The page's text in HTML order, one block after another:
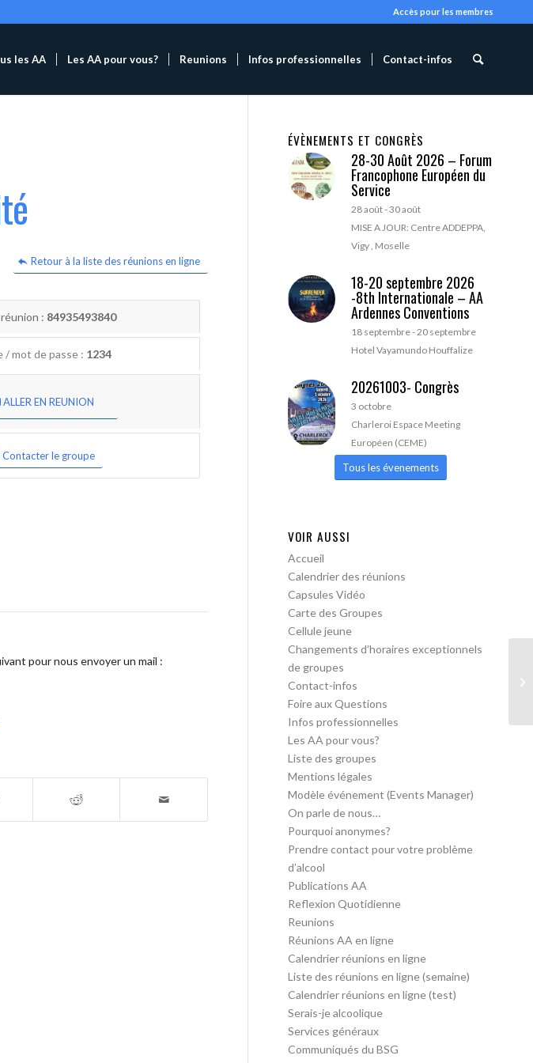
Accès pour les membres
les AA Les AA pour vous? Reunions Infos professionnelles Contact-infos
Retour à la liste des réunions en ligne
: 84935493840
/ mot de passe : 1234
ALLER EN REUNION
Contacter le groupe
pour nous envoyer un mail :
ÉVÈNEMENTS ET CONGRÈS
28-30 Août 2026 – Forum
Francophone Européen du
Service
28 août-30 août
MISE A JOUR: Centre ADDEPPA,
Vigy , Moselle
18-20 septembre 2026
-8th Internationale – AA
Ardennes Conventions
18 septembre-20 septembre
Hotel Vayamundo Houffalize
20261003- Congrès
3 octobre
Charleroi Espace Meeting
Européen (CEME)
Tous les évenements
VOIR AUSSI
Accueil
Calendrier des réunions
Capsules Vidéo
Carte des Groupes
Cellule jeune
Changements d’horaires exceptionnels
de groupes
Contact-infos
Foire aux Questions
Infos professionnelles
Les AA pour vous?
Liste des groupes
Mentions légales
Modèle événement (Events Manager)
On parle de nous…
Pourquoi anonymes?
Prendre contact pour votre problème
d’alcool
Publications AA
Reflexion Quotidienne
Reunions
Réunions AA en ligne
Calendrier réunions en ligne
Liste des réunions en ligne (semaine)
Calendrier réunions en ligne (test)
Serais-je alcoolique
Services généraux
Communiqués du BSG